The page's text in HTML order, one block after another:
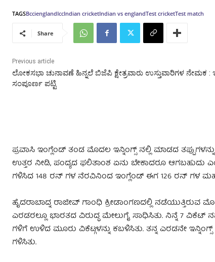
TAGSBccienglandIccIndian cricketIndian vs englandTest cricketTest match
Share
Previous article
ಲೋಕಸಭಾ ಚುನಾವಣೆ ಹಿನ್ನಲೆ ಬಿಜೆಪಿ ಕ್ಷೇತ್ರವಾರು ಉಸ್ತುವಾರಿಗಳ ನೇಮಕ :
ಸಂಪೂರ್ಣ ಪಟ್ಟಿ
ಪ್ರವಾಸಿ ಇಂಗ್ಲೆಂಡ್ ತಂಡ ಮೊದಲ ಇನ್ನಿಂಗ್ಸ್ ನಲ್ಲಿ ಮಾಡದ
ಉತ್ತರ ನೀಡಿ, ಪಂದ್ಯದ ಫಲಿತಾಂಶ ಏನು ಬೇಕಾದರೂ ಆಗಬಹುದು
ಗಳಿಸಿದ 148 ರನ್ ಗಳ ನೆರವಿನಿಂದ ಇಂಗ್ಲೆಂಡ್ ಈಗ 126 ರನ್ ಗಳ
ಹೈದರಾಬಾದ್ನ ರಾಜೀವ್ ಗಾಂಧಿ ಕ್ರೀಡಾಂಗಣದಲ್ಲಿ
ಎರಡರಲ್ಲೂ ಭಾರತದ ವಿರುದ್ಧ ಮೇಲುಗೈ ಸಾಧಿಸಿತು. ನಿನ್ನೆ 7 ವಿಕೆಟ್
ಗಳಿಗೆ ಉಳಿದ ಮೂರು ವಿಕೆಟ್ಗಳನ್ನು ಕಬಳಿಸಿತು. ತನ್ನ ಎರಡನೇ
ಗಳಿಸಿತು.